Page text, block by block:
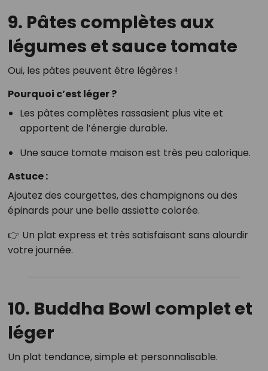
9. Pâtes complètes aux
légumes et sauce tomate
Oui, les pâtes peuvent être légères !
Pourquoi c’est léger ?
Les pâtes complètes rassasient plus vite et
apportent de l’énergie durable.
Une sauce tomate maison est très peu calorique.
Astuce :
Ajoutez des courgettes, des champignons ou des
épinards pour une belle assiette colorée.
👉 Un plat express et très satisfaisant sans alourdir
votre journée.
10. Buddha Bowl complet et
léger
Un plat tendance, simple et personnalisable.